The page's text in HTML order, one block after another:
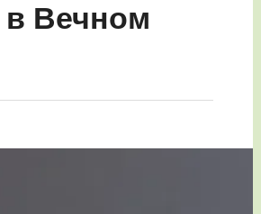
в Вечном